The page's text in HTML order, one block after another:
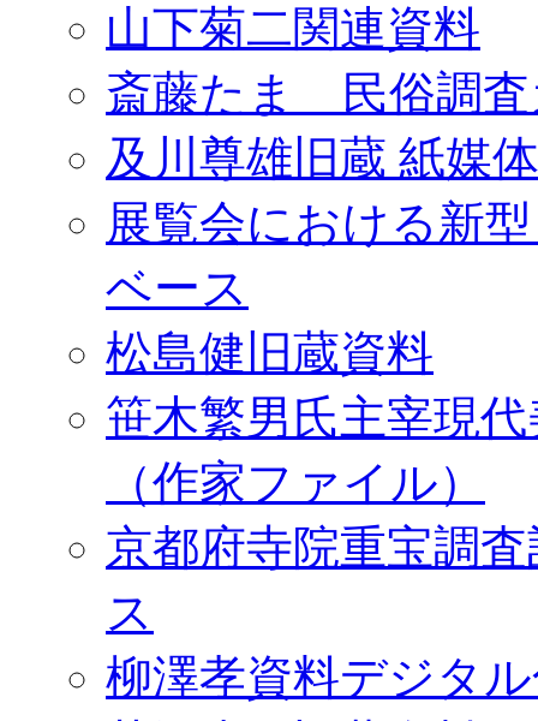
山下菊二関連資料
斎藤たま 民俗調査
及川尊雄旧蔵 紙媒
展覧会における新
ベース
松島健旧蔵資料
笹木繁男氏主宰現
（作家ファイル）
京都府寺院重宝調
ス
柳澤孝資料デジタ